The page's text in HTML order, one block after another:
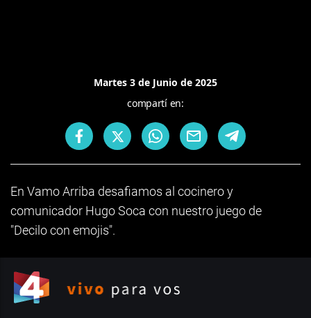
Martes 3 de Junio de 2025
compartí en:
En Vamo Arriba desafiamos al cocinero y
comunicador Hugo Soca con nuestro juego de
"Decilo con emojis".